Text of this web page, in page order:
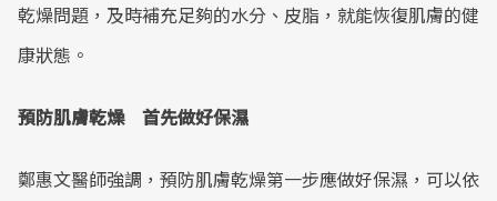
乾燥問題，及時補充足夠的水分、皮脂，就能恢復肌膚的健
康狀態。
預防肌膚乾燥 首先做好保濕
鄭惠文醫師強調，預防肌膚乾燥第一步應做好保濕，可以依